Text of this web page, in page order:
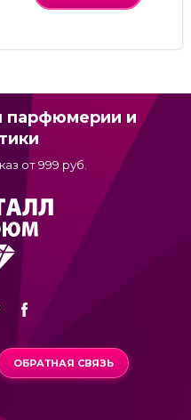
парфюмерии и
от 999 руб.
ОБРАТНАЯ СВЯЗЬ